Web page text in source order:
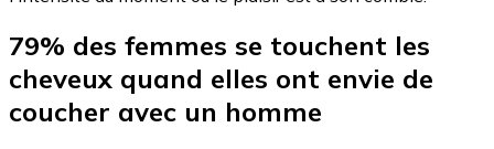
79% des femmes se touchent les
cheveux quand elles ont envie de
coucher avec un homme